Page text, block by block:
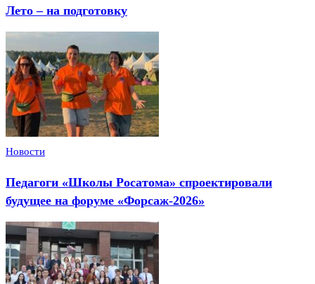
Лето – на подготовку
Новости
Педагоги «Школы Росатома» спроектировали
будущее на форуме «Форсаж-2026»